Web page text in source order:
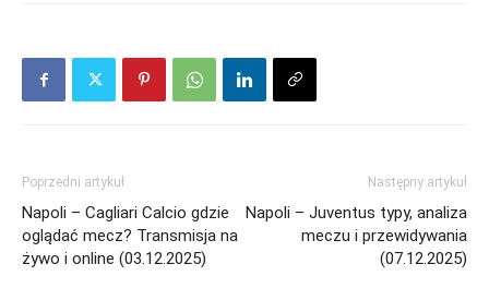
Poprzedni artykuł
Napoli – Cagliari Calcio gdzie
oglądać mecz? Transmisja na
żywo i online (03.12.2025)
Następny artykuł
Napoli – Juventus typy, analiza
meczu i przewidywania
(07.12.2025)